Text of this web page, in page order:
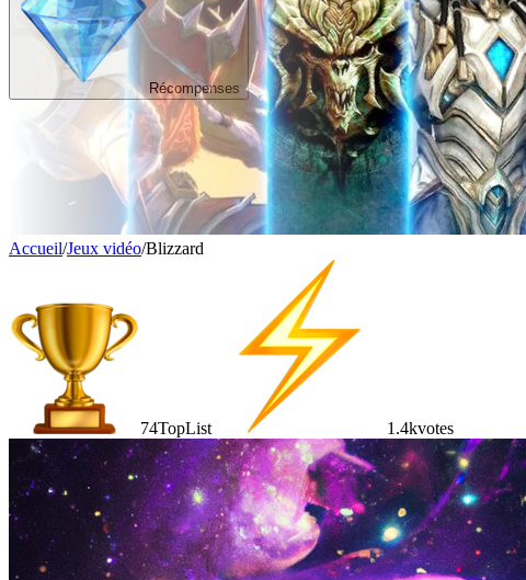
Récompenses
Accueil/Jeux vidéo/Blizzard
74TopList 1.4kvotes